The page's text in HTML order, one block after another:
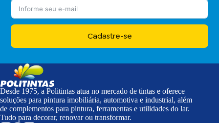
Cadastre-se
Desde 1975, a Politintas atua no mercado de tintas e oferece
soluções para pintura imobiliária, automotiva e industrial, além
de complementos para pintura, ferramentas e utilidades do lar.
Tudo para decorar, renovar ou transformar.